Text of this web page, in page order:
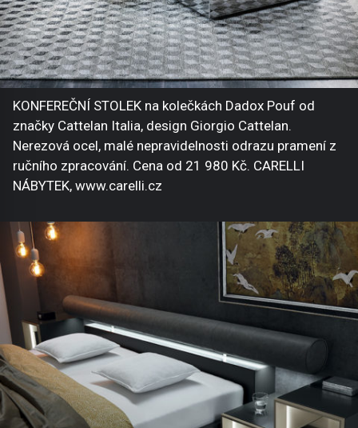
KONFEREČNÍ STOLEK na kolečkách Dadox Pouf od
značky Cattelan Italia, design Giorgio Cattelan.
Nerezová ocel, malé nepravidelnosti odrazu pramení z
ručního zpracování. Cena od 21 980 Kč. CARELLI
NÁBYTEK, www.carelli.cz